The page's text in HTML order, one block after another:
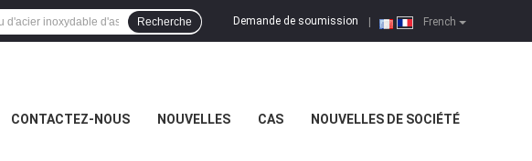
French
Demande de soumission
Recherche
CONTACTEZ-NOUS NOUVELLES CAS NOUVELLES DE SOCIÉTÉ